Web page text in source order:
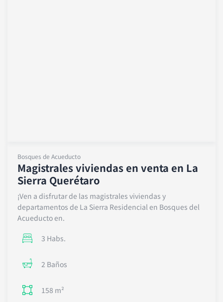
Bosques de Acueducto
Magistrales viviendas en venta en La
Sierra Querétaro
¡Ven a disfrutar de las magistrales viviendas y
departamentos de La Sierra Residencial en Bosques del
Acueducto en.
3 Habs.
2 Baños
158 m²